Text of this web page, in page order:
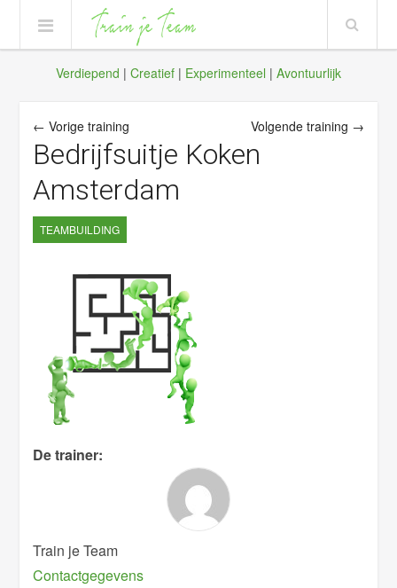
Verdiepend | Creatief | Experimenteel | Avontuurlijk
← Vorige training Volgende training →
Bedrijfsuitje Koken
Amsterdam
TEAMBUILDING
De trainer:
Train je Team
Contactgegevens